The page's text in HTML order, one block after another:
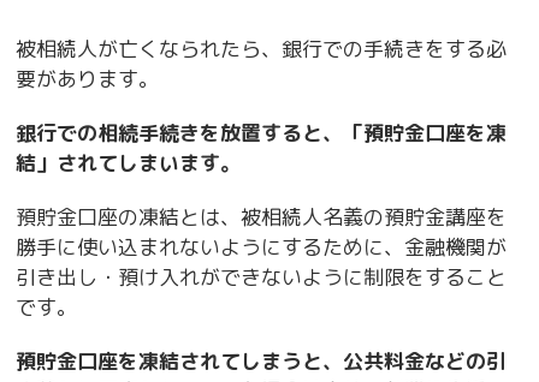
被相続人が亡くなられたら、銀行での手続きをする必
要があります。
銀行での相続手続きを放置すると、「預貯金口座を凍
結」されてしまいます。
預貯金口座の凍結とは、被相続人名義の預貯金講座を
勝手に使い込まれないようにするために、金融機関が
引き出し・預け入れができないように制限をすること
です。
預貯金口座を凍結されてしまうと、公共料金などの引